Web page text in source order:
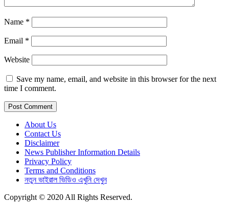
Name *
Email *
Website
Save my name, email, and website in this browser for the next
time I comment.
About Us
Contact Us
Disclaimer
News Publisher Information Details
Privacy Policy
Terms and Conditions
নতুন ভাইরাল ভিডিও এখুনি দেখুন
Copyright © 2020 All Rights Reserved.